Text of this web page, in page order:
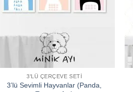
3'LÜ ÇERÇEVE SETI
3’lü Sevimli Hayvanlar (Panda,